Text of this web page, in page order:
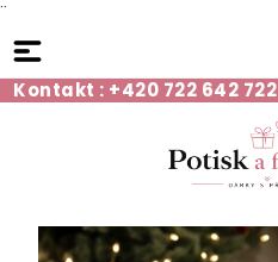
¨
Kontakt : +420 722 642 722